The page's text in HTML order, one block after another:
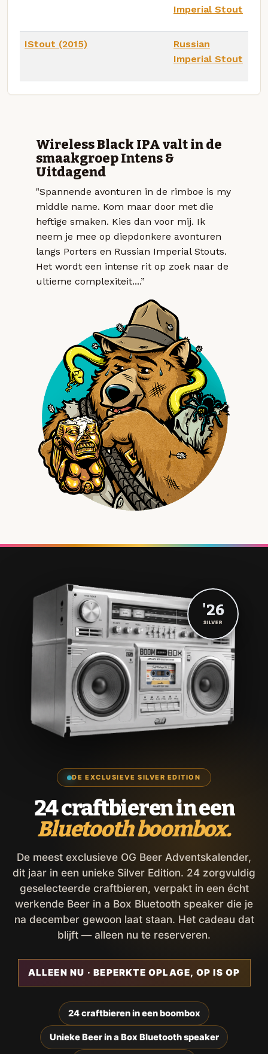
Imperial Stout
IStout (2015)
Russian
Imperial Stout
Wireless Black IPA valt in de
smaakgroep Intens &
Uitdagend
"Spannende avonturen in de rimboe is my
middle name. Kom maar door met die
heftige smaken. Kies dan voor mij. Ik
neem je mee op diepdonkere avonturen
langs Porters en Russian Imperial Stouts.
Het wordt een intense rit op zoek naar de
ultieme complexiteit....”
DE EXCLUSIEVE SILVER EDITION
24 craftbieren in een
Bluetooth boombox.
De meest exclusieve OG Beer Adventskalender,
dit jaar in een unieke Silver Edition. 24 zorgvuldig
geselecteerde craftbieren, verpakt in een écht
werkende Beer in a Box Bluetooth speaker die je
na december gewoon laat staan. Het cadeau dat
blijft — alleen nu te reserveren.
ALLEEN NU · BEPERKTE OPLAGE, OP IS OP
24 craftbieren in een boombox
Unieke Beer in a Box Bluetooth speaker
'26
SILVER